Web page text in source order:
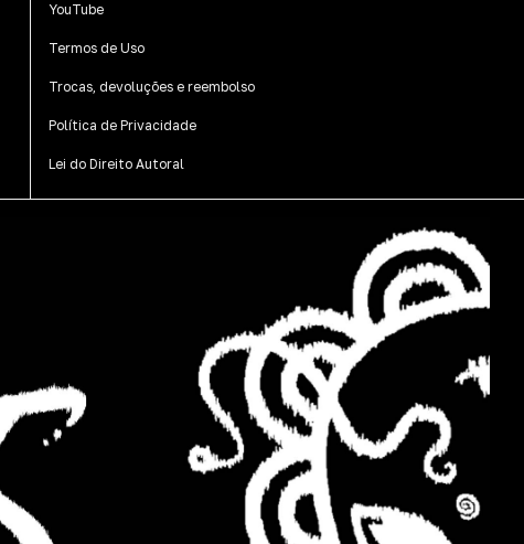
YouTube
Termos de Uso
Trocas, devoluções e reembolso
Política de Privacidade
Lei do Direito Autoral